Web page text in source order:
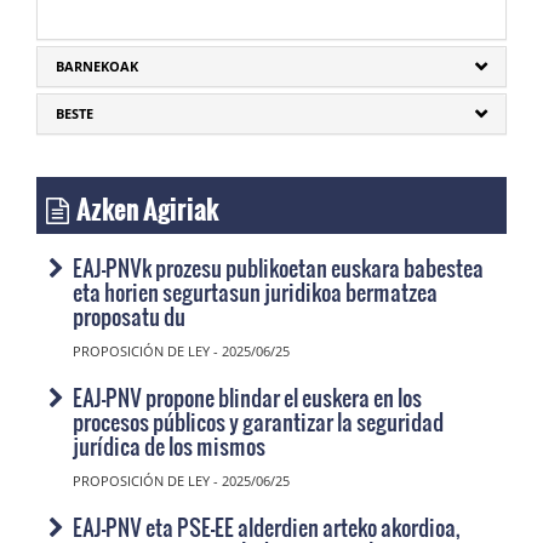
BARNEKOAK
BESTE
Azken Agiriak
EAJ-PNVk prozesu publikoetan euskara babestea
eta horien segurtasun juridikoa bermatzea
proposatu du
PROPOSICIÓN DE LEY - 2025/06/25
EAJ-PNV propone blindar el euskera en los
procesos públicos y garantizar la seguridad
jurídica de los mismos
PROPOSICIÓN DE LEY - 2025/06/25
EAJ-PNV eta PSE-EE alderdien arteko akordioa,